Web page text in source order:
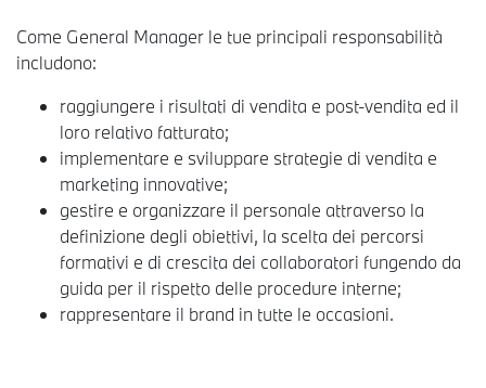
Come General Manager le tue principali responsabilità
includono:
raggiungere i risultati di vendita e post-vendita ed il
loro relativo fatturato;
implementare e sviluppare strategie di vendita e
marketing innovative;
gestire e organizzare il personale attraverso la
definizione degli obiettivi, la scelta dei percorsi
formativi e di crescita dei collaboratori fungendo da
guida per il rispetto delle procedure interne;
rappresentare il brand in tutte le occasioni.